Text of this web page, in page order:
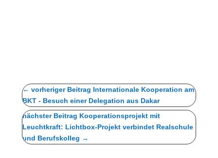
← vorheriger Beitrag Internationale Kooperation am
BKT - Besuch einer Delegation aus Dakar
nächster Beitrag Kooperationsprojekt mit
Leuchtkraft: Lichtbox-Projekt verbindet Realschule
und Berufskolleg →